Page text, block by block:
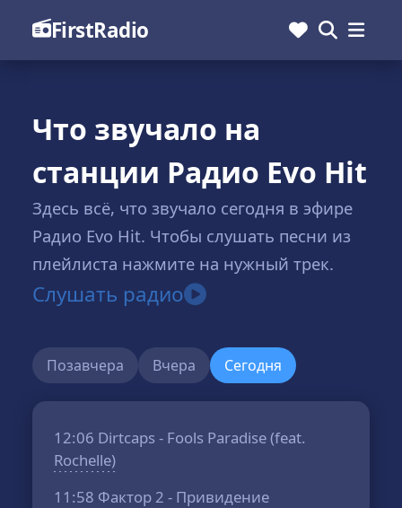
FirstRadio
Что звучало на
станции Радио Evo Hit
Здесь всё, что звучало сегодня в эфире
Радио Evo Hit. Чтобы слушать песни из
плейлиста нажмите на нужный трек.
Слушать радио
Позавчера Вчера Сегодня
12:06 Dirtcaps - Fools Paradise (feat.
Rochelle)
11:58 Фактор 2 - Привидение